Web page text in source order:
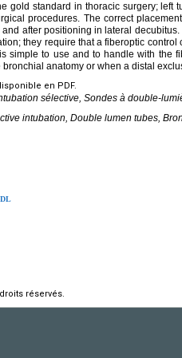
gold standard in thoracic surgery; left
procedures. The correct
after positioning in lateral
they require that a fiberoptic
simple to use and to handle with the
anatomy or when a distal
en PDF.
sélective, Sondes à double-
intubation, Double lumen tubes,
réservés.